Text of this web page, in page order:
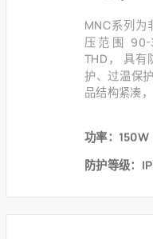
MNC系列为
压范围 90-
THD， 具有
护、过温保
品结构紧凑
功率：150W
防护等级：